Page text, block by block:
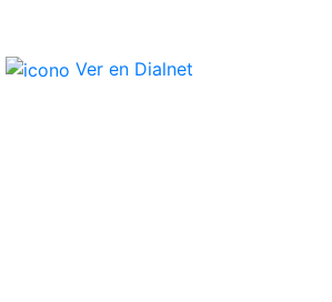
Ver en Dialnet